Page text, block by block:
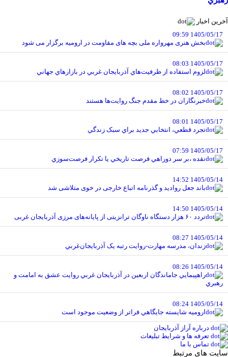
آخرین اخبار
1405/05/17 09:59
بخش هنری مهرواره ملی بچه های مقاومت در ارومیه برگزار می شود
1405/05/17 08:03
لزوم استفاده از ظرفيت‌هاي آذربايجان غربي در بازارهاي جهاني
1405/05/17 08:02
خبرنگاران در خط مقدم جنگ روايت‌ها هستند
1405/05/17 08:01
تجرد قطعي، انتخابي جديد براي سبک زندگي
1405/05/17 07:59
نقده ،بر سر دوراهي فرصت تاريخي يا تکرار فرصت‌سوزي
1405/05/14 14:52
باند جعل روادید و گذرنامه اتباع خارجی در خوی متلاشی شد
1405/05/14 14:50
تردد ۶۰ هزار دستگاه ناوگان ترانزیتی از پایانه‌های مرزی آذربایجان ‌غربی
1405/05/14 08:27
زندان، مدرسه مهارت-روايت رتبه يک آذربايجان‌غربي
1405/05/14 08:26
راهپيمايي جاماندگان اربعين در آذربايجان غربي روايت عشق به امامت و
رهبري
1405/05/14 08:24
اروميه شايسته جايگاهي فراتر از وضعيت موجود است
درباره آراز آذربایجان
تعرفه ها و شرایط تبلیغات
تماس با ما
سایت های مرتبط